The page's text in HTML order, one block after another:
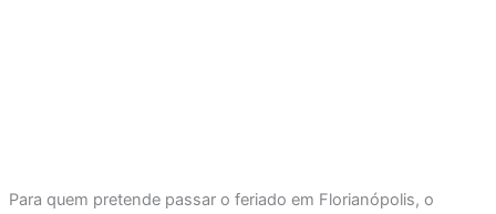
Para quem pretende passar o feriado em Florianópolis, o